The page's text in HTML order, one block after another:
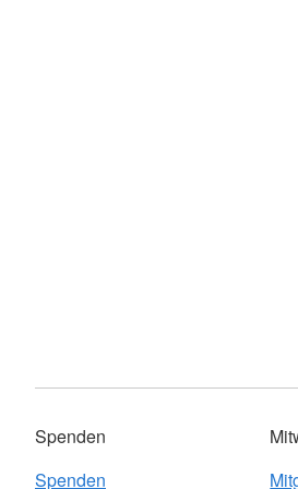
Spenden
Spenden